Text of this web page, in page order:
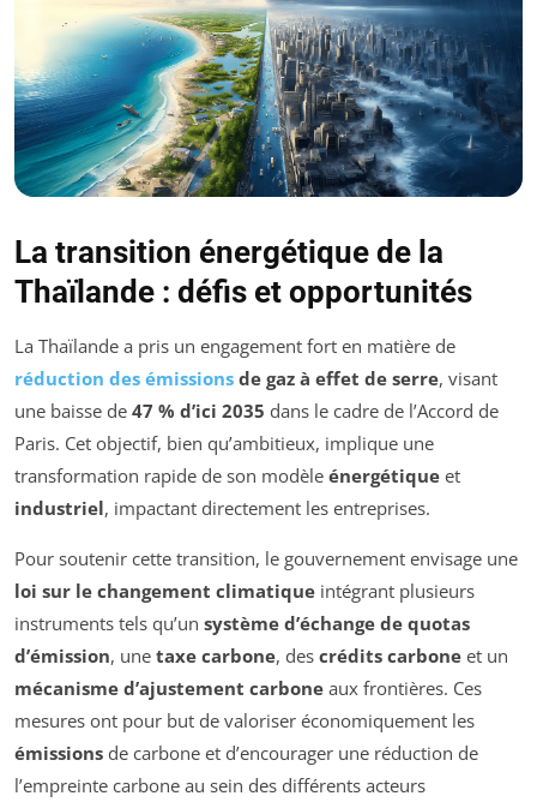
La transition énergétique de la
Thaïlande : défis et opportunités
La Thaïlande a pris un engagement fort en matière de
réduction des émissions de gaz à effet de serre, visant
une baisse de 47 % d’ici 2035 dans le cadre de l’Accord de
Paris. Cet objectif, bien qu’ambitieux, implique une
transformation rapide de son modèle énergétique et
industriel, impactant directement les entreprises.
Pour soutenir cette transition, le gouvernement envisage une
loi sur le changement climatique intégrant plusieurs
instruments tels qu’un système d’échange de quotas
d’émission, une taxe carbone, des crédits carbone et un
mécanisme d’ajustement carbone aux frontières. Ces
mesures ont pour but de valoriser économiquement les
émissions de carbone et d’encourager une réduction de
l’empreinte carbone au sein des différents acteurs